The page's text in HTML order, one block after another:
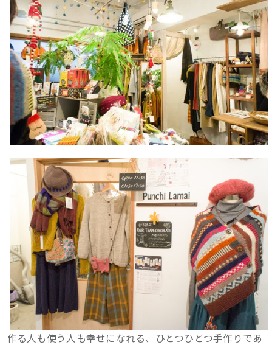
作る人も使う人も幸せになれる、ひとつひとつ手作りであ